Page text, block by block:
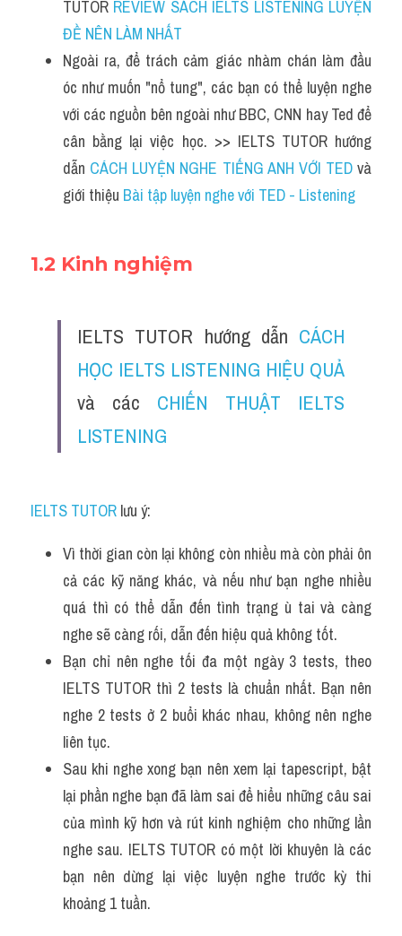
TUTOR REVIEW SÁCH IELTS LISTENING LUYỆN
ĐỀ NÊN LÀM NHẤT
Ngoài ra, để trách cảm giác nhàm chán làm đầu
óc như muốn "nổ tung", các bạn có thể luyện nghe
với các nguồn bên ngoài như BBC, CNN hay Ted để
cân bằng lại việc học. >> IELTS TUTOR hướng
dẫn CÁCH LUYỆN NGHE TIẾNG ANH VỚI TED và
giới thiệu Bài tập luyện nghe với TED - Listening
1.2 Kinh nghiệm
IELTS TUTOR hướng dẫn CÁCH
HỌC IELTS LISTENING HIỆU QUẢ
và các CHIẾN THUẬT IELTS
LISTENING
IELTS TUTOR lưu ý:
Vì thời gian còn lại không còn nhiều mà còn phải ôn
cả các kỹ năng khác, và nếu như bạn nghe nhiều
quá thì có thể dẫn đến tình trạng ù tai và càng
nghe sẽ càng rối, dẫn đến hiệu quả không tốt.
Bạn chỉ nên nghe tối đa một ngày 3 tests, theo
IELTS TUTOR thì 2 tests là chuẩn nhất. Bạn nên
nghe 2 tests ở 2 buổi khác nhau, không nên nghe
liên tục.
Sau khi nghe xong bạn nên xem lại tapescript, bật
lại phần nghe bạn đã làm sai để hiểu những câu sai
của mình kỹ hơn và rút kinh nghiệm cho những lần
nghe sau. IELTS TUTOR có một lời khuyên là các
bạn nên dừng lại việc luyện nghe trước kỳ thi
khoảng 1 tuần.